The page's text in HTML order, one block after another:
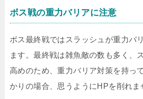
ボス戦の重力バリアに注意
ボス最終戦ではスラッシュが重力バ
ます。最終戦は雑魚敵の数も多く、
高めのため、重力バリア対策を持っ
かりの場合、思うようにHPを削れま